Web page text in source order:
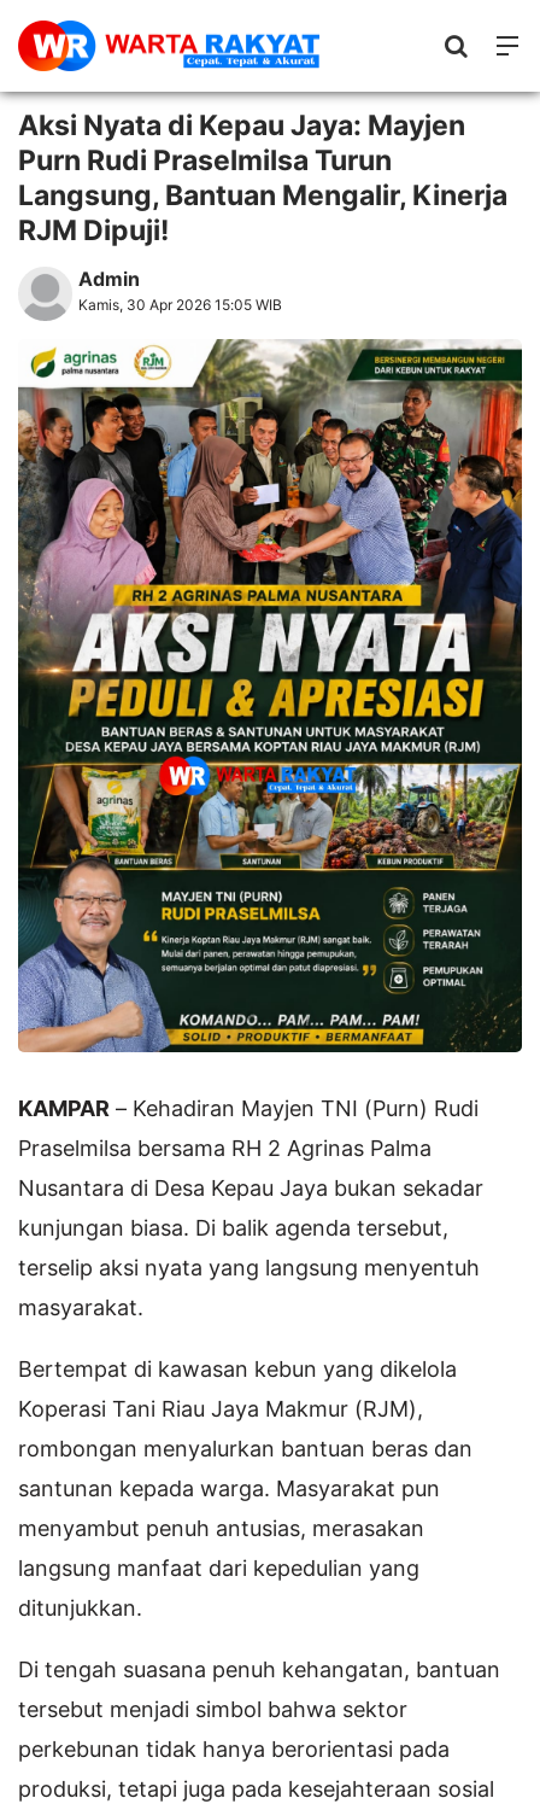
Aksi Nyata di Kepau Jaya: Mayjen
Purn Rudi Praselmilsa Turun
Langsung, Bantuan Mengalir, Kinerja
RJM Dipuji!
Admin
Kamis, 30 Apr 2026 15:05 WIB
KAMPAR – Kehadiran Mayjen TNI (Purn) Rudi
Praselmilsa bersama RH 2 Agrinas Palma
Nusantara di Desa Kepau Jaya bukan sekadar
kunjungan biasa. Di balik agenda tersebut,
terselip aksi nyata yang langsung menyentuh
masyarakat.
Bertempat di kawasan kebun yang dikelola
Koperasi Tani Riau Jaya Makmur (RJM),
rombongan menyalurkan bantuan beras dan
santunan kepada warga. Masyarakat pun
menyambut penuh antusias, merasakan
langsung manfaat dari kepedulian yang
ditunjukkan.
Di tengah suasana penuh kehangatan, bantuan
tersebut menjadi simbol bahwa sektor
perkebunan tidak hanya berorientasi pada
produksi, tetapi juga pada kesejahteraan sosial